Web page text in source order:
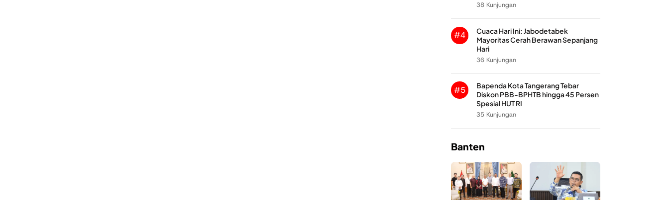
38 Kunjungan
#4
Cuaca Hari Ini: Jabodetabek
Mayoritas Cerah Berawan Sepanjang
Hari
36 Kunjungan
#5
Bapenda Kota Tangerang Tebar
Diskon PBB-BPHTB hingga 45 Persen
Spesial HUT RI
35 Kunjungan
Banten